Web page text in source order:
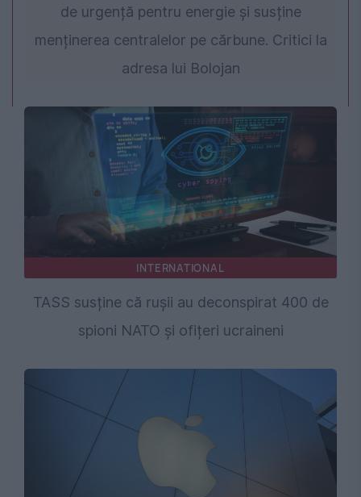
de urgență pentru energie și susține
menținerea centralelor pe cărbune. Critici la
adresa lui Bolojan
INTERNATIONAL
TASS susține că rușii au deconspirat 400 de
spioni NATO și ofițeri ucraineni